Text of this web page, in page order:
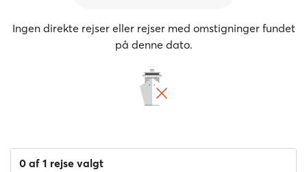
Ingen direkte rejser eller rejser med omstigninger fundet
på denne dato.
0 af 1 rejse valgt